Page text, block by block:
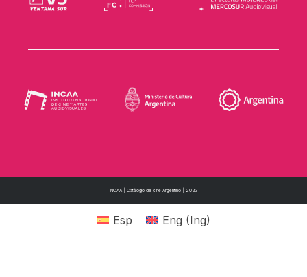
INCAA | Catálogo de cine Argentino | 2023
Esp Eng (Ing)